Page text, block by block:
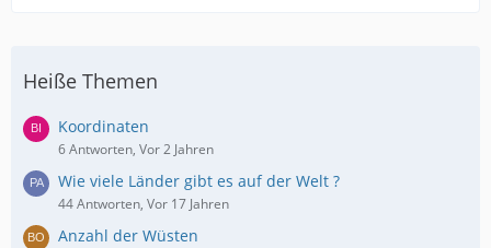
Heiße Themen
Koordinaten
6 Antworten, Vor 2 Jahren
Wie viele Länder gibt es auf der Welt ?
44 Antworten, Vor 17 Jahren
Anzahl der Wüsten